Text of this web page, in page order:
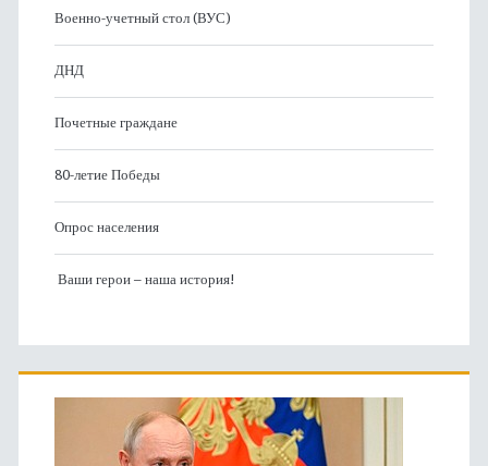
Военно-учетный стол (ВУС)
ДНД
Почетные граждане
80-летие Победы
Опрос населения
Ваши герои – наша история!